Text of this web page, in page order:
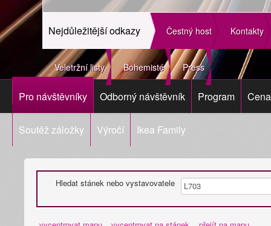
Nejdůležitější odkazy Čestný host Kontakty
Veletržní listy Bohemisté Press
Pro návštěvníky Odborný návštěvník Program
Soutěž záložky Výročí Ikea Family
Hledat stánek nebo vystavovatele